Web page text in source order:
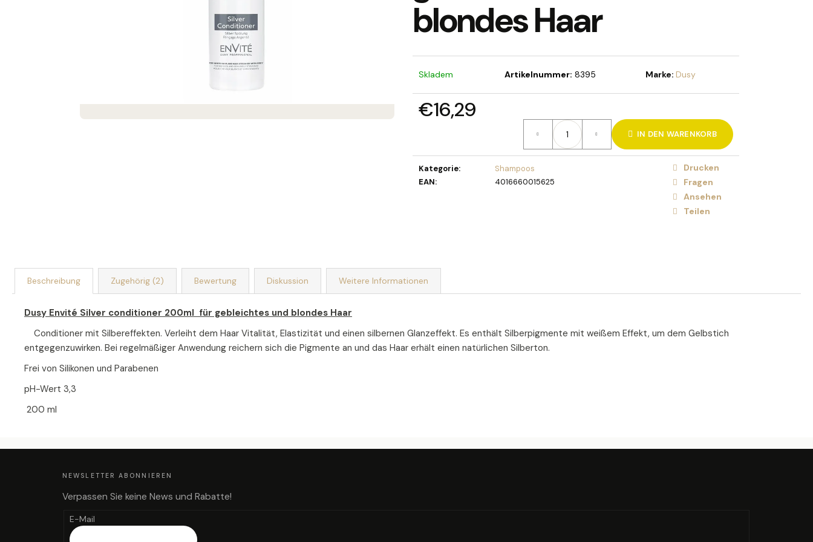
blondes Haar
Skladem Artikelnummer: 8395 Marke: Dusy
€16,29
IN DEN WARENKORB
Kategorie:
Shampoos
EAN: 4016660015625
Drucken
Fragen
Ansehen
Teilen
Beschreibung Zugehörig (2) Bewertung Diskussion Weitere Informationen
Dusy Envité Silver conditioner 200ml für gebleichtes und blondes Haar
Conditioner mit Silbereffekten. Verleiht dem Haar Vitalität, Elastizität und einen silbernen Glanzeffekt. Es enthält Silberpigmente mit weißem Effekt, um dem Gelbstich
entgegenzuwirken. Bei regelmäßiger Anwendung reichern sich die Pigmente an und das Haar erhält einen natürlichen Silberton.
Frei von Silikonen und Parabenen
pH-Wert 3,3
200 ml
OLIVIA GARDEN HOLIDAY BRUSH ICED
BERRY HAARBÜRSTE
€4,52
F
NEWSLETTER ABONNIEREN
Verpassen Sie keine News und Rabatte!
E-Mail